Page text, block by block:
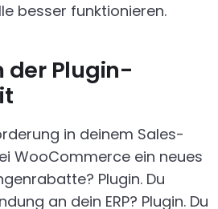
besser funktionieren.
der Plugin-
in deinem Sales-
WooCommerce ein neues
Plugin. Du
an dein ERP? Plugin. Du